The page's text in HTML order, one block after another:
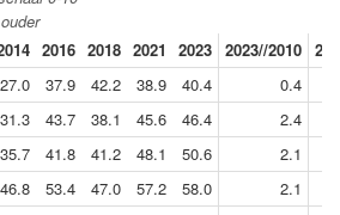
2016 2018 2021 2023 2023//2010
27.0 37.9 42.2 38.9 40.4
0.4
31.3 43.7 38.1 45.6 46.4
2.4
35.7 41.8 41.2 48.1 50.6
2.1
46.8 53.4 47.0 57.2 58.0
2.1